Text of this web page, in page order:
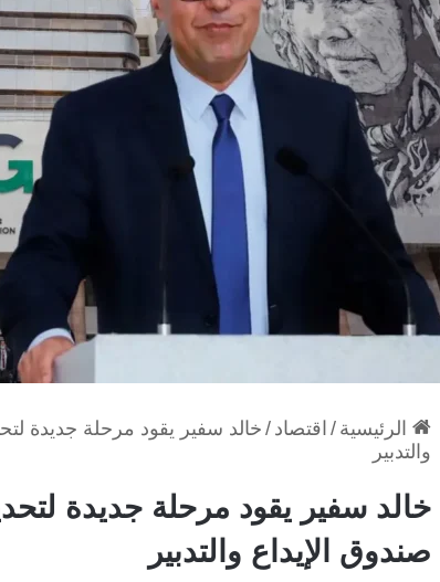
الرئيسية / اقتصاد / خالد سفير يقود مرحلة جديدة
والتدبير
خالد سفير يقود مرحلة جديدة
صندوق الإيداع والتدبير